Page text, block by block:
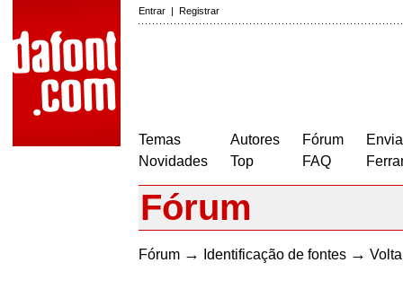
Entrar | Registrar
Temas
Novidades
Autores
Top
Fórum
FAQ
Fórum
Fórum → Identificação de fontes →